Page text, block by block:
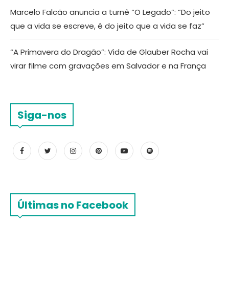
Marcelo Falcão anuncia a turnê “O Legado”: “Do jeito
que a vida se escreve, é do jeito que a vida se faz”
“A Primavera do Dragão”: Vida de Glauber Rocha vai
virar filme com gravações em Salvador e na França
Siga-nos
Últimas no Facebook